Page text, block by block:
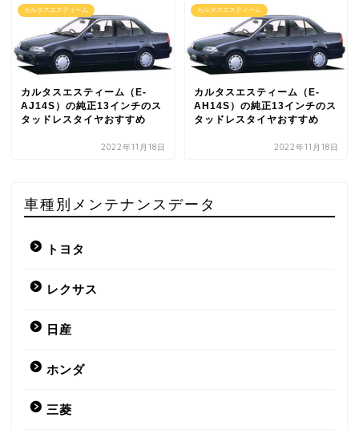
カルタスエスティーム
カルタスエスティーム（E-
AJ14S）の純正13インチのス
タッドレスタイヤおすすめ
2022年11月18日
カルタスエスティーム
カルタスエスティーム（E-
AH14S）の純正13インチのス
タッドレスタイヤおすすめ
2022年11月18日
車種別メンテナンスデータ
トヨタ
レクサス
日産
ホンダ
三菱